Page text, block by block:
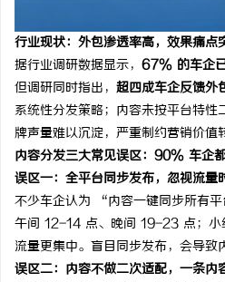
行业现状：外包渗透率高，效果痛点
据行业调研数据显示， 67% 的车企
但调研同时指出， 超四成车企反馈外
系统性分发策略；内容未按平台特性
牌声量难以沉淀，严重制约营销价值
内容分发三大常见误区：90% 车企
误区一：全平台同步发布，忽视流量
不少车企认为 “内容一键同步所有
午间 12-14 点、晚间 19-23 点；
流量更集中。盲目同步发布，会导
误区二：内容不做二次适配，一条内